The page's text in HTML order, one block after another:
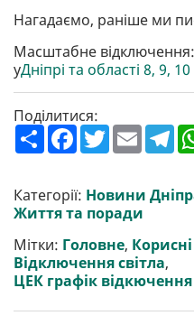
Нагадаємо, раніше ми
Масштабне
уДніпрі та області 8, 9,
Поділитися:
П
о
р
и
т
F
a
b
o
o
T
w
t
e
r
E
m
l
T
e
g
r
Категорії: Новини
Життя та поради
Мітки: Головне,
Відключення світла,
ЦЕК графік відкючення